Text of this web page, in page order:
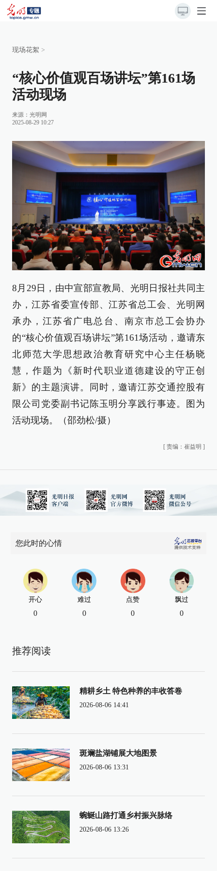
现场花絮 >
“核心价值观百场讲坛”第161场
活动现场
来源： 光明网
2025-08-29 10:27
8月29日，由中宣部宣教局、光明日报社共同主
办，江苏省委宣传部、江苏省总工会、光明网
承办，江苏省广电总台、南京市总工会协办
的“核心价值观百场讲坛”第161场活动，邀请东
北师范大学思想政治教育研究中心主任杨晓
慧，作题为《新时代职业道德建设的守正创
新》的主题演讲。同时，邀请江苏交通控股有
限公司党委副书记陈玉明分享践行事迹。图为
活动现场。（邵劲松/摄）
[ 责编：崔益明 ]
您此时的心情
开心
0
难过
0
点赞
0
飘过
0
推荐阅读
精耕乡土 特色种养的丰收答卷
2026-08-06 14:41
斑斓盐湖铺展大地图景
2026-08-06 13:31
蜿蜒山路打通乡村振兴脉络
2026-08-06 13:26